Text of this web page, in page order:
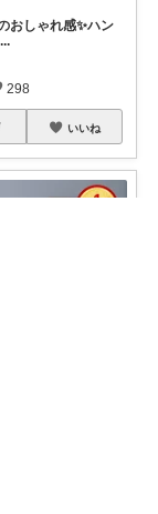
おしゃれ感✨️ハン
...
298
いいね